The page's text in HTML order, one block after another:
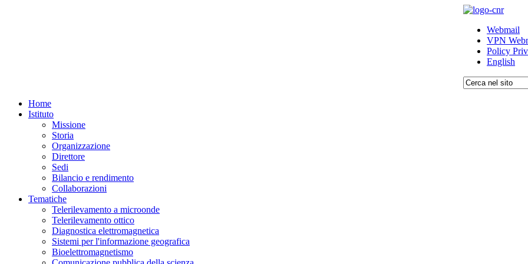
Webmail
VPN
Policy
English
Home
Istituto
Missione
Storia
Organizzazione
Direttore
Sedi
Bilancio e rendimento
Collaborazioni
Tematiche
Telerilevamento a microonde
Telerilevamento ottico
Diagnostica elettromagnetica
Sistemi per l'informazione geografica
Bioelettromagnetismo